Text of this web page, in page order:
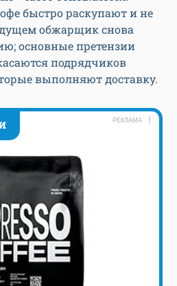
быстро раскупают и не
обжарщик снова
основные претензии
подрядчиков
выполняют доставку.
РЕКЛАМА